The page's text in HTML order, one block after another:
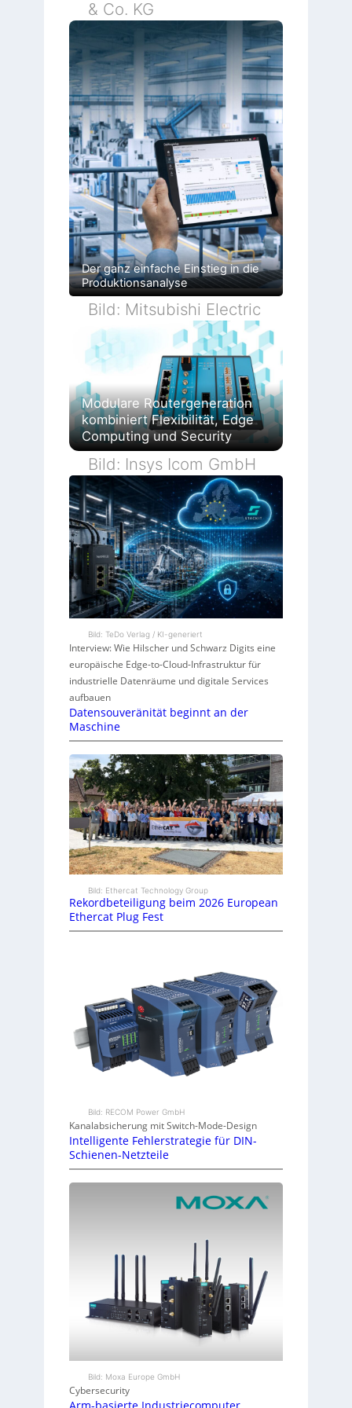
& Co. KG
Der ganz einfache Einstieg in die
Produktionsanalyse
Bild: Mitsubishi Electric
Modulare Routergeneration
kombiniert Flexibilität, Edge
Computing und Security
Bild: Insys Icom GmbH
Bild: TeDo Verlag / KI-generiert
Interview: Wie Hilscher und Schwarz Digits eine
europäische Edge-to-Cloud-Infrastruktur für
industrielle Datenräume und digitale Services
aufbauen
Datensouveränität beginnt an der
Maschine
Bild: Ethercat Technology Group
Rekordbeteiligung beim 2026 European
Ethercat Plug Fest
Bild: RECOM Power GmbH
Kanalabsicherung mit Switch-Mode-Design
Intelligente Fehlerstrategie für DIN-
Schienen-Netzteile
Bild: Moxa Europe GmbH
Cybersecurity